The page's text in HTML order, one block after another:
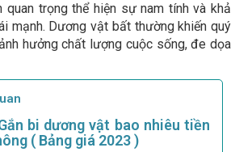
quan trọng thể hiện sự nam tính và khả
mạnh. Dương vật bất thường khiến quý
hưởng chất lượng cuộc sống, đe dọa
bi dương vật bao nhiêu tiền
( Bảng giá 2023 )